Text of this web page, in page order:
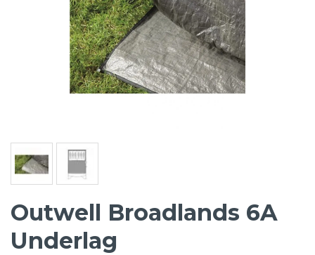
Outwell Broadlands 6A
Underlag